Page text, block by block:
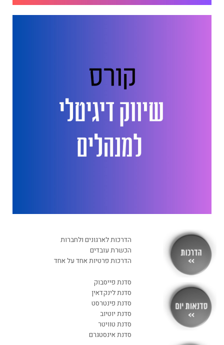
הדרכות לארגונים ולחברות
הכשרת עובדים
הדרכות פרטיות אחד על אחד
סדנת פייסבוק
סדנת לינקדאין
סדנת פינטרסט
סדנת יוטיוב
סדנת טוויטר
סדנת אינסטגרם
ייעוץ. הקמת מחלקות. לימוד.
בא לכם לגדול? זמינה לשיחה
052.6351675